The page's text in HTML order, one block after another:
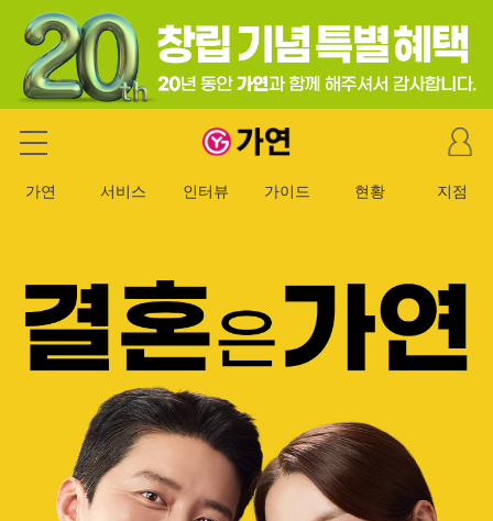
가연 결혼정보회사
마
이
이
가연 서비스 인터뷰 가이드 현황 지점